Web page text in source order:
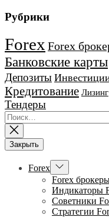
Рубрики
Forex Forex
Банковские карты
Депозиты
Кредитование Лизинг
Тендеры
Найти:
Закрыть
Forex Показывать
подменю
Forex
Индикаторы
Советники
Стратегии